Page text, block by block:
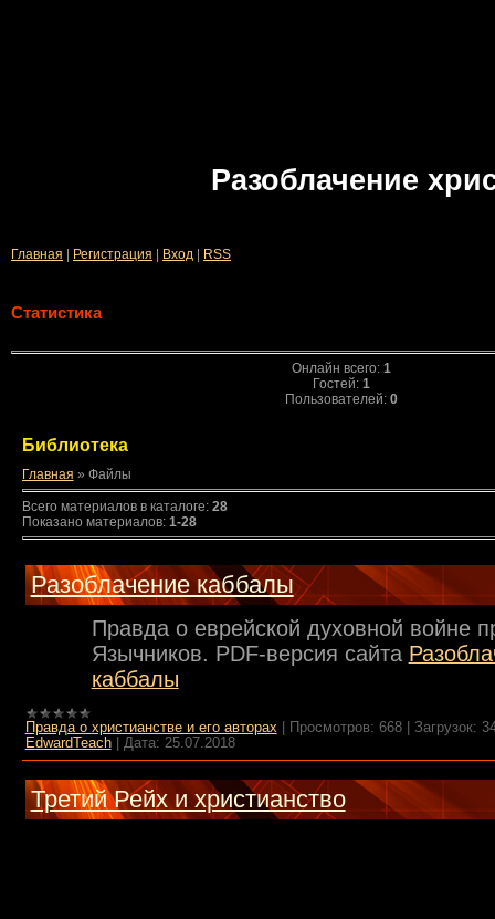
Разоблачение
Главная | Регистрация | Вход | RSS
Статистика
Онлайн всего: 1
Гостей: 1
Пользователей: 0
Библиотека
Главная » Файлы
Всего материалов в каталоге: 28
Показано материалов: 1-28
Разоблачение каббалы
Правда о еврейской духовной войне
Язычников. PDF-версия сайта
каббалы
Правда о христианстве и его авторах| Просмотров: 668| Загрузок:
EdwardTeach| Дата: 25.07.2018
Третий Рейх и христианство